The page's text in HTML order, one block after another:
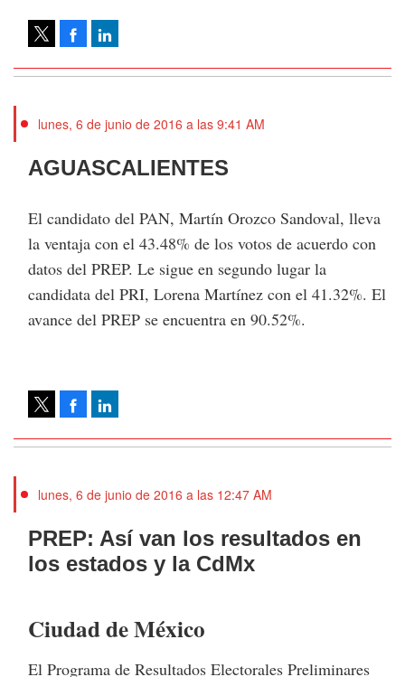
lunes, 6 de junio de 2016 a las 12:47 AM
PREP: Así van los resultados en
los estados y la CdMx
Ciudad de México
El Programa de Resultados Electorales Preliminares
lunes, 6 de junio de 2016 a las 9:41 AM
AGUASCALIENTES
Facebook
El candidato del PAN, Martín Orozco Sandoval, lleva
la ventaja con el 43.48% de los votos de acuerdo con
datos del PREP. Le sigue en segundo lugar la
candidata del PRI, Lorena Martínez con el 41.32%. El
avance del PREP se encuentra en 90.52%.
Facebook